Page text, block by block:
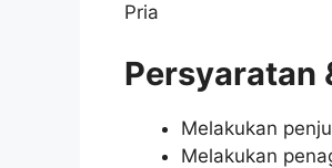
Pria
Persyaratan
Melakukan
Melakukan